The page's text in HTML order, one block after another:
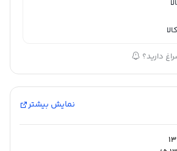
دارید؟
نمایش بیشتر